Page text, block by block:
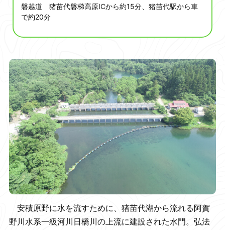
磐越道 猪苗代磐梯高原ICから約15分、猪苗代駅から車
で約20分
安積原野に水を流すために、猪苗代湖から流れる阿賀
野川水系一級河川日橋川の上流に建設された水門。弘法